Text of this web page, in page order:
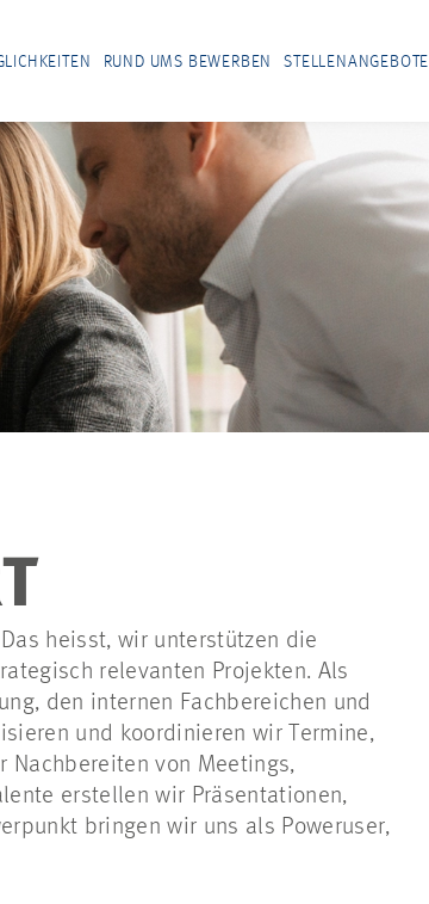
RUND UMS BEWERBEN STELLENANGEBOTE
heisst, wir unterstützen die
relevanten Projekten. Als
den internen Fachbereichen und
und koordinieren wir Termine,
Nachbereiten von Meetings,
erstellen wir Präsentationen,
bringen wir uns als Poweruser,